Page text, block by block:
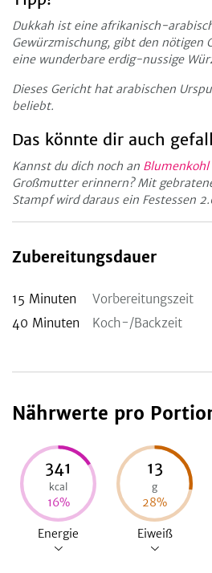
Dukkah ist eine afrikanisch-
Gewürzmischung, gibt den nötigen
eine wunderbare erdig-nussige
Dieses Gericht hat arabischen
beliebt.
Das könnte dir auch
Kannst du dich noch an
Großmutter erinnern? Mit
Stampf wird daraus ein Festessen
Zubereitungsdauer
15 Minuten
Vorbereitungszeit
40 Minuten Koch-/Backzeit
Nährwerte pro
341
kcal
16%
Energie
13
g
28%
Eiweiß